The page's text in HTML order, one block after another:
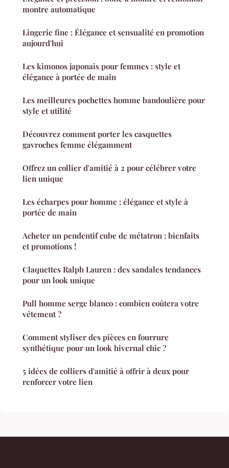
montre automatique
Lingerie fine : Élégance et sensualité en promotion
aujourd'hui
Les kimonos japonais pour femmes : style et
élégance à portée de main
Les meilleures pochettes homme bandoulière pour
style et utilité
Découvrez comment porter les casquettes
gavroches femme élégamment
Offrez un collier d'amitié à 2 pour célébrer votre
lien unique
Les écharpes pour homme : élégance et style à
portée de main
Acheter un pendentif cube de métatron : bienfaits
et promotions !
Claquettes Ralph Lauren : des sandales tendances
pour un look unique
Pull homme serge blanco : combien coûtera votre
vêtement ?
Comment styliser des pièces en fourrure
synthétique pour un look hivernal chic ?
5 idées de colliers d'amitié à offrir à deux pour
renforcer votre lien